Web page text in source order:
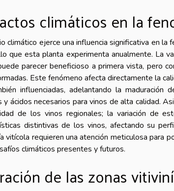
climáticos en la
climático ejerce una influencia significativa en
que esta planta experimenta anualmente. La
parecer beneficioso a primera vista, pero
Este fenómeno afecta directamente la
influenciadas, adelantando la
y ácidos necesarios para vinos de alta calidad.
de los vinos regionales; la variación de
distintivas de los vinos, afectando su
vitícola requieren una atención meticulosa para
climáticos presentes y futuros.
de las zonas